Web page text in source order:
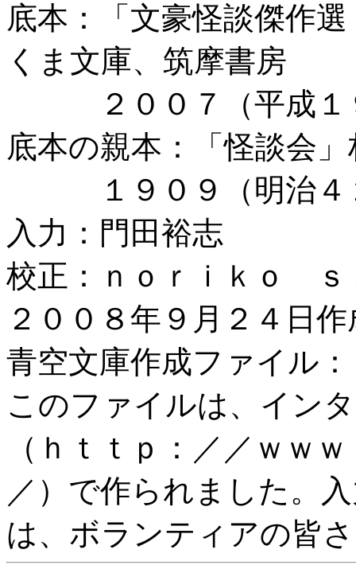
底本：「文豪怪談傑作
くま文庫、筑摩書房
２００７（平成１９
底本の親本：「怪談会
１９０９（明治４
入力：門田裕志
校正：ｎｏｒｉｋｏ ｓ
２００８年９月２４日作
青空文庫作成ファイル：
このファイルは、イン
（ｈｔｔｐ：／／ｗｗ
／）で作られました。
は、ボランティアの皆